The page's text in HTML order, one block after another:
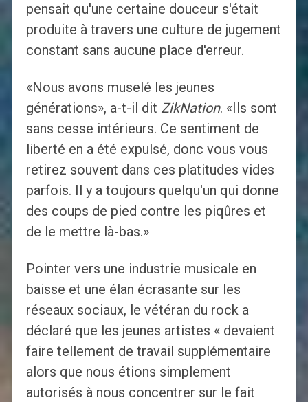
pensait qu'une certaine douceur s'était
produite à travers une culture de jugement
constant sans aucune place d'erreur.
«Nous avons muselé les jeunes
générations», a-t-il dit ZikNation. «Ils sont
sans cesse intérieurs. Ce sentiment de
liberté en a été expulsé, donc vous vous
retirez souvent dans ces platitudes vides
parfois. Il y a toujours quelqu'un qui donne
des coups de pied contre les piqûres et
de le mettre là-bas.»
Pointer vers une industrie musicale en
baisse et une élan écrasante sur les
réseaux sociaux, le vétéran du rock a
déclaré que les jeunes artistes « devaient
faire tellement de travail supplémentaire
alors que nous étions simplement
autorisés à nous concentrer sur le fait